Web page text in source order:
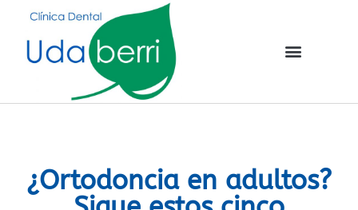
¿Ortodoncia en adultos?